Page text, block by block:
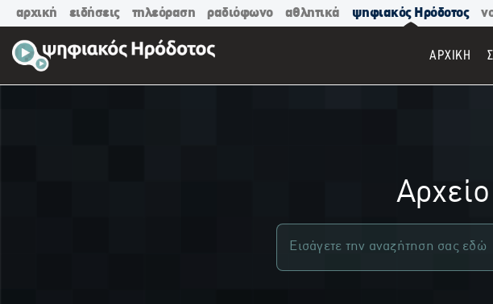
αρχική ειδήσεις τηλεόραση ραδιόφωνο αθλητικά ψηφιακός Ηρόδοτος
ΑΡΧΙΚΉ